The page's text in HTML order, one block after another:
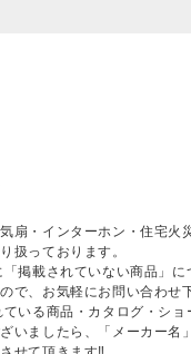
扇・インターホン・住宅火
扱っております。
掲載されていない商品」に
で、お気軽にお問い合わせ
いる商品・カタログ・ショ
いましたら、「メーカー名